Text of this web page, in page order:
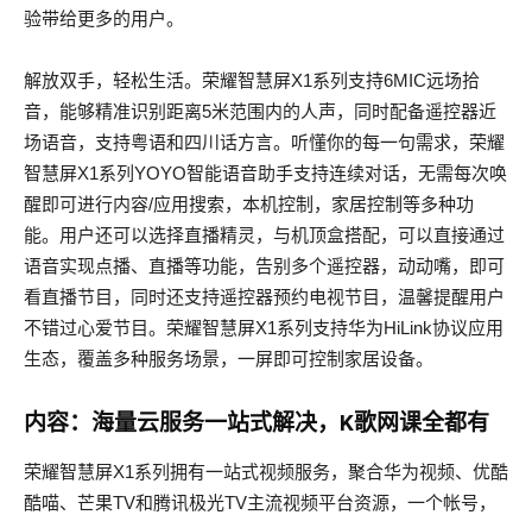
验带给更多的用户。
解放双手，轻松生活。荣耀智慧屏X1系列支持6MIC远场拾
音，能够精准识别距离5米范围内的人声，同时配备遥控器近
场语音，支持粤语和四川话方言。听懂你的每一句需求，荣耀
智慧屏X1系列YOYO智能语音助手支持连续对话，无需每次唤
醒即可进行内容/应用搜索，本机控制，家居控制等多种功
能。用户还可以选择直播精灵，与机顶盒搭配，可以直接通过
语音实现点播、直播等功能，告别多个遥控器，动动嘴，即可
看直播节目，同时还支持遥控器预约电视节目，温馨提醒用户
不错过心爱节目。荣耀智慧屏X1系列支持华为HiLink协议应用
生态，覆盖多种服务场景，一屏即可控制家居设备。
内容：海量云服务一站式解决，K歌网课全都有
荣耀智慧屏X1系列拥有一站式视频服务，聚合华为视频、优酷
酷喵、芒果TV和腾讯极光TV主流视频平台资源，一个帐号，